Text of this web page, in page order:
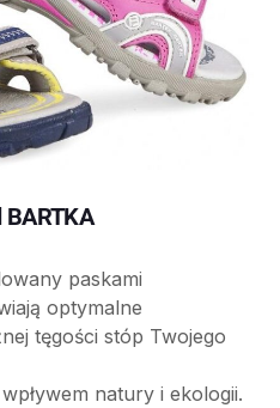
paskami
optymalne
tęgości stóp Twojego
natury i ekologii.